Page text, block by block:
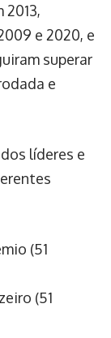
e 2020, e
superar
e
líderes e
(51
(51